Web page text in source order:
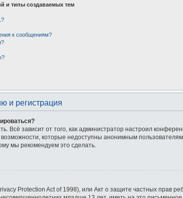
и типы создаваемых тем
к сообщениям?
и регистрация
Всё зависит от того, как администратор настроил
которые недоступны анонимным
мы рекомендуем это сделать.
Protection Act of 1998), или Акт о защите частных прав